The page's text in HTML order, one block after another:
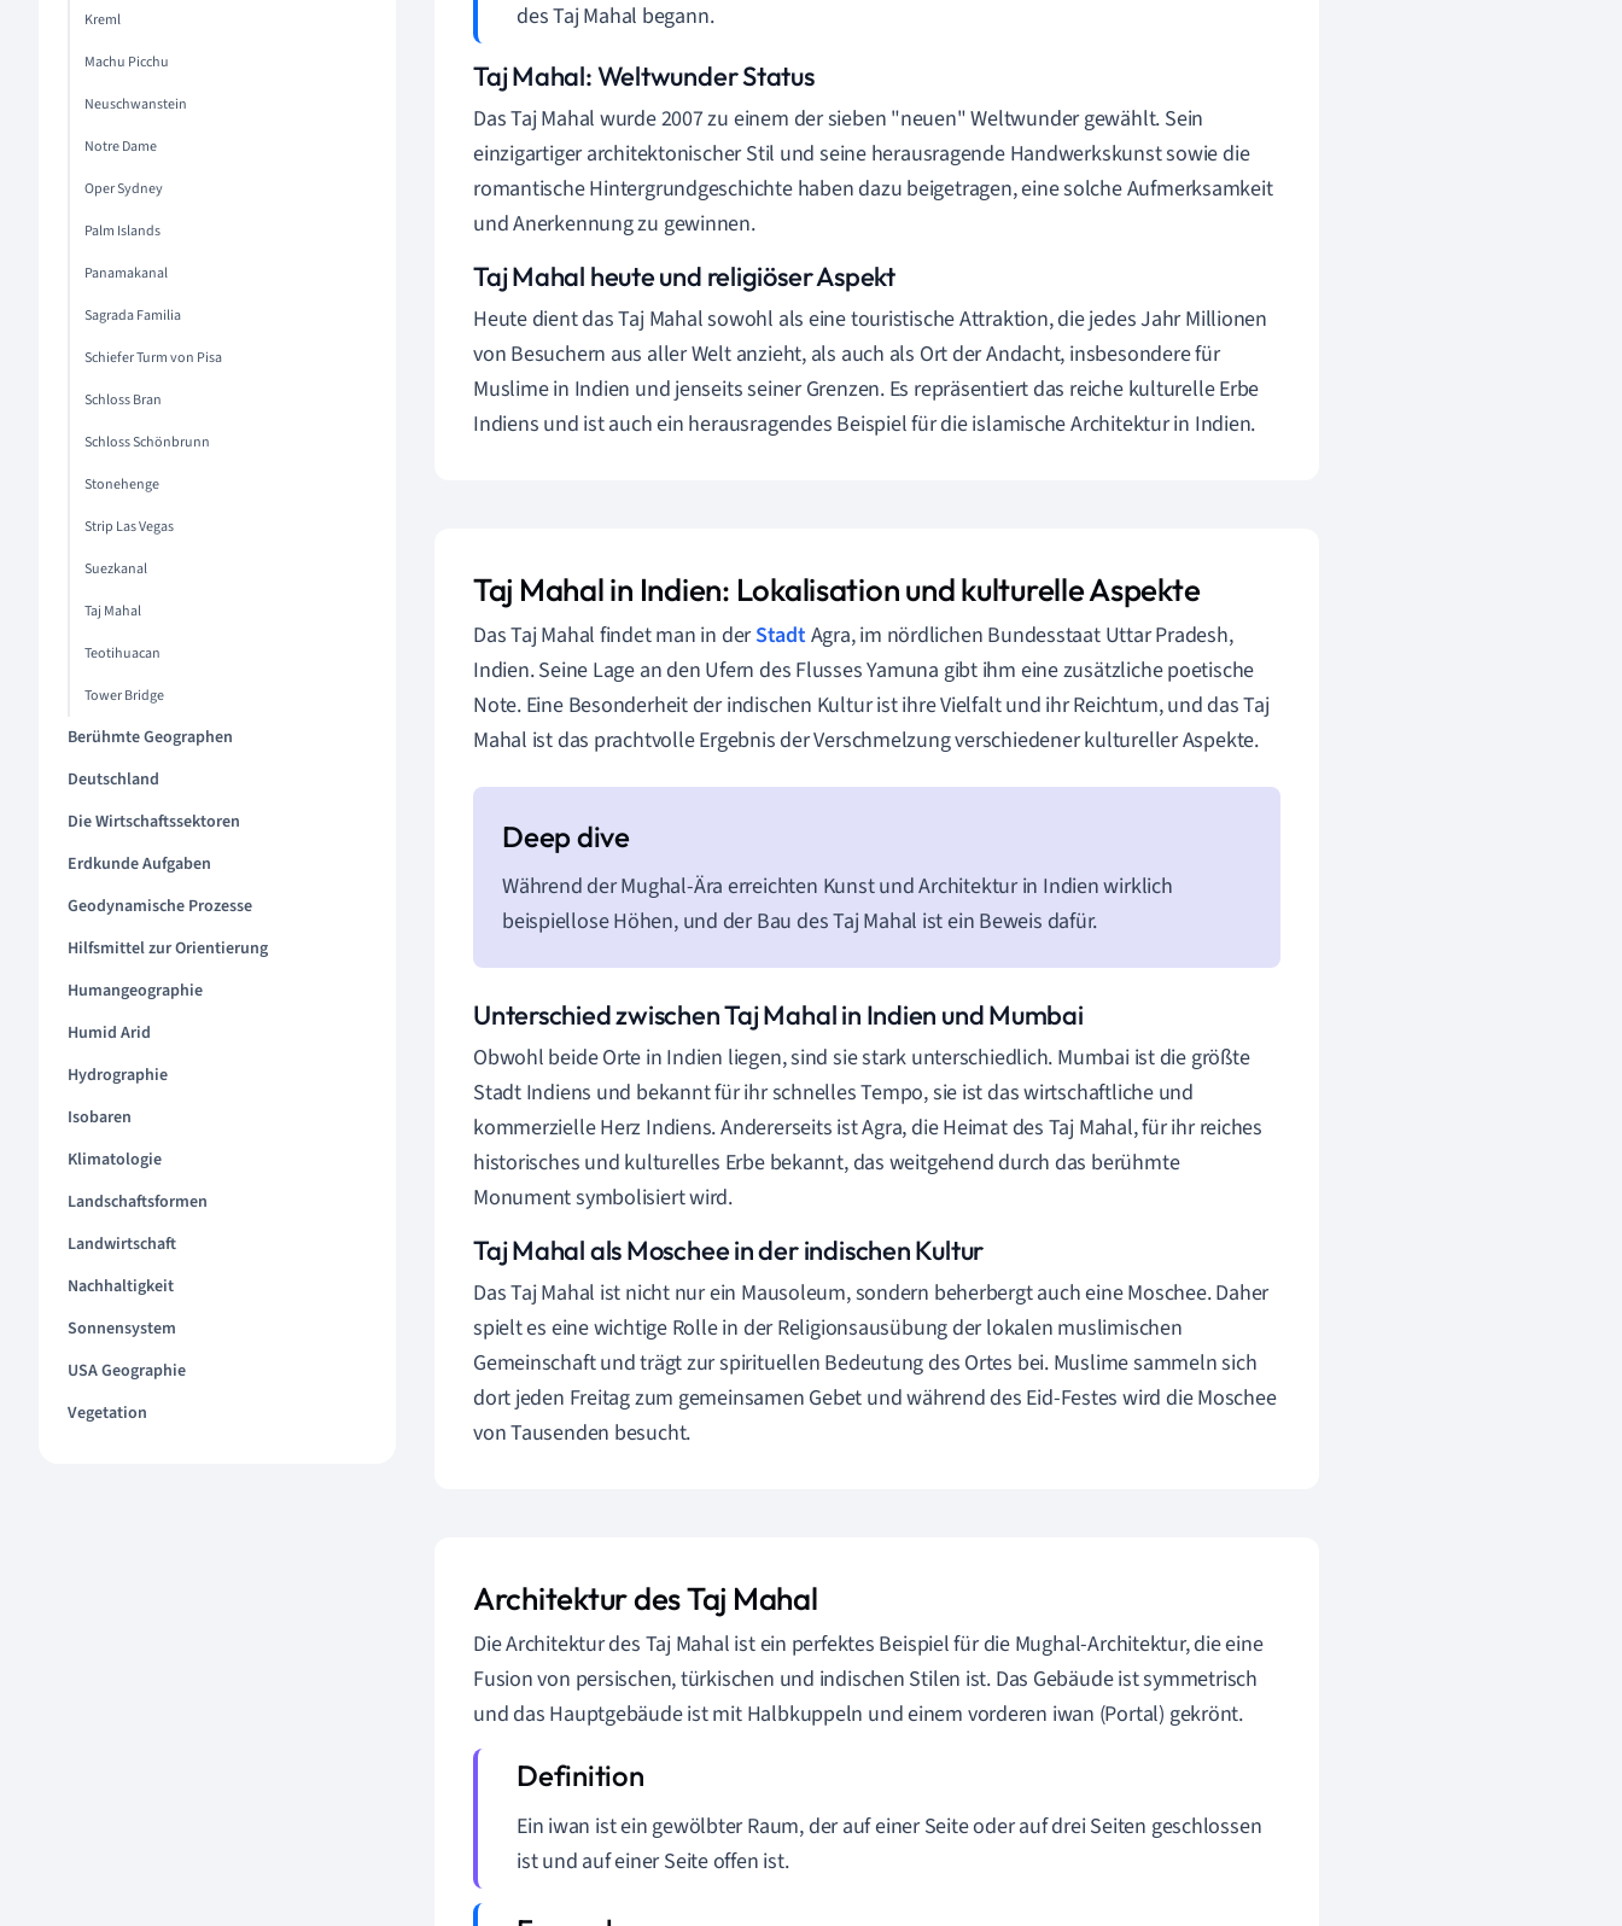
Kreml
Machu Picchu
Neuschwanstein
Notre Dame
Oper Sydney
Palm Islands
Panamakanal
Sagrada Familia
Schiefer Turm von Pisa
Schloss Bran
Schloss Schönbrunn
Stonehenge
Strip Las Vegas
Suezkanal
Taj Mahal
Teotihuacan
Tower Bridge
Berühmte Geographen
Deutschland
Die Wirtschaftssektoren
Erdkunde Aufgaben
Geodynamische Prozesse
Hilfsmittel zur Orientierung
Humangeographie
Humid Arid
Hydrographie
Isobaren
Klimatologie
Landschaftsformen
Landwirtschaft
Nachhaltigkeit
Sonnensystem
USA Geographie
Vegetation
des Taj Mahal begann.
Taj Mahal: Weltwunder Status
Das Taj Mahal wurde 2007 zu einem der sieben "neuen" Weltwunder gewählt. Sein
einzigartiger architektonischer Stil und seine herausragende Handwerkskunst sowie die
romantische Hintergrundgeschichte haben dazu beigetragen, eine solche Aufmerksamkeit
und Anerkennung zu gewinnen.
Taj Mahal heute und religiöser Aspekt
Heute dient das Taj Mahal sowohl als eine touristische Attraktion, die jedes Jahr Millionen
von Besuchern aus aller Welt anzieht, als auch als Ort der Andacht, insbesondere für
Muslime in Indien und jenseits seiner Grenzen. Es repräsentiert das reiche kulturelle Erbe
Indiens und ist auch ein herausragendes Beispiel für die islamische Architektur in Indien.
Taj Mahal in Indien: Lokalisation und kulturelle Aspekte
Das Taj Mahal findet man in derStadtAgra, im nördlichen Bundesstaat Uttar Pradesh,
Indien. Seine Lage an den Ufern des Flusses Yamuna gibt ihm eine zusätzliche poetische
Note. Eine Besonderheit der indischen Kultur ist ihre Vielfalt und ihr Reichtum, und das Taj
Mahal ist das prachtvolle Ergebnis der Verschmelzung verschiedener kultureller Aspekte.
Während der Mughal-Ära erreichten Kunst und Architektur in Indien wirklich
beispiellose Höhen, und der Bau des Taj Mahal ist ein Beweis dafür.
Unterschied zwischen Taj Mahal in Indien und Mumbai
Obwohl beide Orte in Indien liegen, sind sie stark unterschiedlich. Mumbai ist die größte
Stadt Indiens und bekannt für ihr schnelles Tempo, sie ist das wirtschaftliche und
kommerzielle Herz Indiens. Andererseits ist Agra, die Heimat des Taj Mahal, für ihr reiches
historisches und kulturelles Erbe bekannt, das weitgehend durch das berühmte
Monument symbolisiert wird.
Taj Mahal als Moschee in der indischen Kultur
Das Taj Mahal ist nicht nur ein Mausoleum, sondern beherbergt auch eine Moschee. Daher
spielt es eine wichtige Rolle in der Religionsausübung der lokalen muslimischen
Gemeinschaft und trägt zur spirituellen Bedeutung des Ortes bei. Muslime sammeln sich
dort jeden Freitag zum gemeinsamen Gebet und während des Eid-Festes wird die Moschee
von Tausenden besucht.
Architektur des Taj Mahal
Die Architektur des Taj Mahal ist ein perfektes Beispiel für die Mughal-Architektur, die eine
Fusion von persischen, türkischen und indischen Stilen ist. Das Gebäude ist symmetrisch
und das Hauptgebäude ist mit Halbkuppeln und einem vorderen iwan (Portal) gekrönt.
Ein iwan ist ein gewölbter Raum, der auf einer Seite oder auf drei Seiten geschlossen
ist und auf einer Seite offen ist.